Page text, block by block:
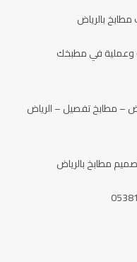
بالرياض
وعملية في مطبخك
– مطابخ تفصيل – الرياض
مطابخ بالرياض